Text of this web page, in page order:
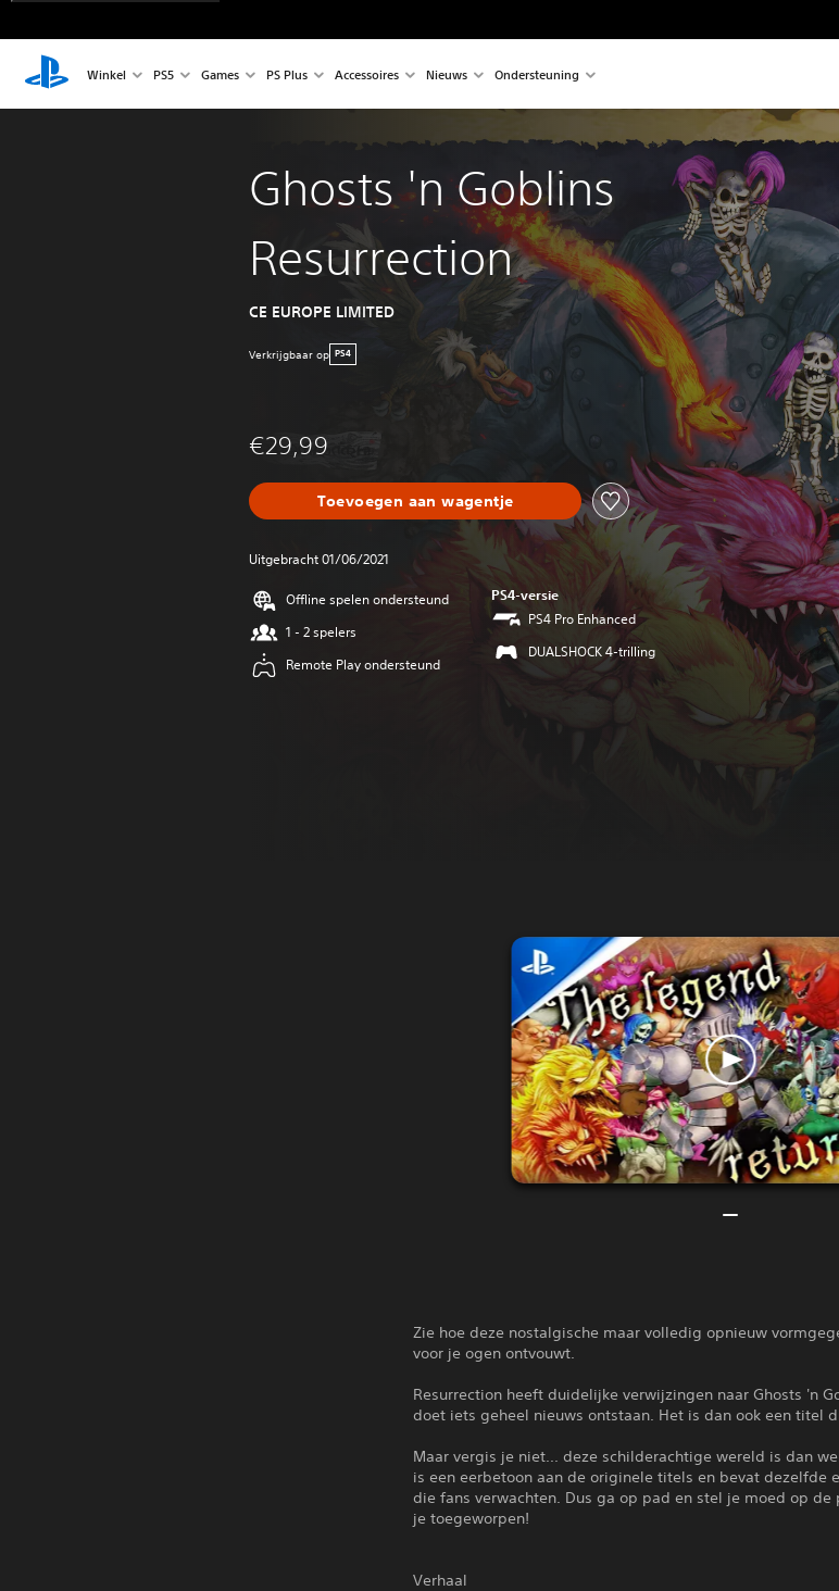
Winkel PS5 Games PS Plus Accessoires Nieuws Ondersteuning
Ghosts 'n Goblins
Resurrection
CE EUROPE LIMITED
Verkrijgbaar op PS4
€29,99
Toevoegen aan wagentje
Uitgebracht 01/06/2021
Offline spelen ondersteund
1 - 2 spelers
Remote Play ondersteund
PS4-versie
PS4 Pro Enhanced
DUALSHOCK 4-trilling
Zie hoe deze nostalgische maar volledig opnieuw
voor je ogen ontvouwt.
Resurrection heeft duidelijke verwijzingen naar Ghosts 'n
doet iets geheel nieuws ontstaan. Het is dan ook een titel
Maar vergis je niet... deze schilderachtige wereld is dan
is een eerbetoon aan de originele titels en bevat dezelfde
die fans verwachten. Dus ga op pad en stel je moed op de
je toegeworpen!
Verhaal